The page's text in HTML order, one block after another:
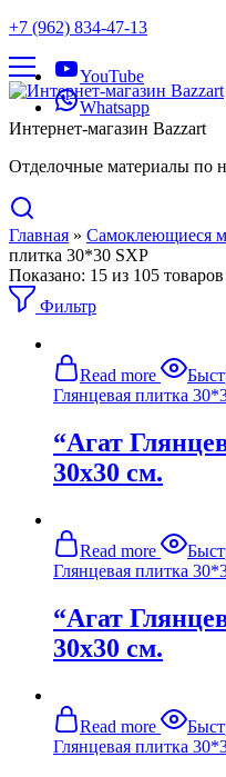
+7 (962) 834-47-13
YouTube
Whatsapp
Интернет-магазин Bazzart
Отделочные материалы по
Главная » Самоклеющиеся
плитка 30*30 SXP
Показано: 15 из 105 товаров
Фильтр
Read more
Глянцевая плитка
“Агат
30х30 см.
Read more
Глянцевая плитка
“Агат
30х30 см.
Read more
Глянцевая плитка